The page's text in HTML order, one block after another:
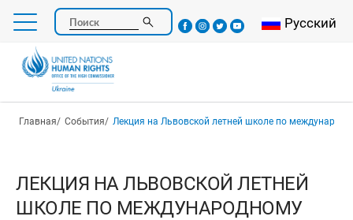
Перейти
основному
содержанию
Поиск Select your
Русский
Строка навигации
Главная События Лекция на Львовской летней школе по
ЛЕКЦИЯ НА ЛЬВОВСКОЙ ЛЕТНЕЙ
ШКОЛЕ ПО МЕЖДУНАРОДНОМУ